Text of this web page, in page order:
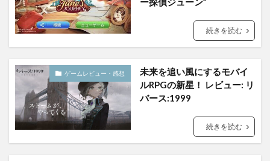
続きを読む
ゲームレビュー・感想
未来を追い風にするモバイ
ルRPGの新星！ レビュー: リ
バース:1999
続きを読む